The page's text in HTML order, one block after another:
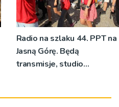
Radio na szlaku 44. PPT na
Jasną Górę. Będą
transmisje, studio